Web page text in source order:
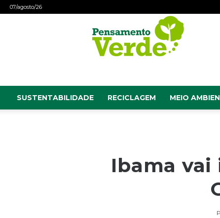
07/agosto/26
SUSTENTABILIDADE RECICLAGEM MEIO
Ibama